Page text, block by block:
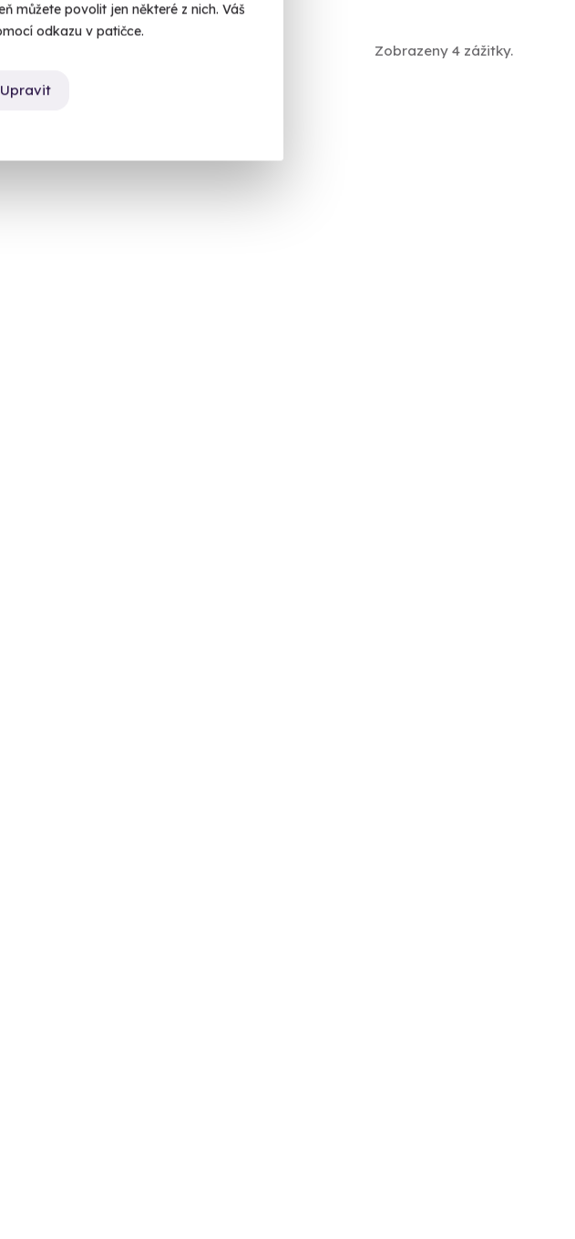
můžete povolit jen některé z nich. Váš
odkazu v patičce.
Upravit
Zobrazeny 4 zážitky.